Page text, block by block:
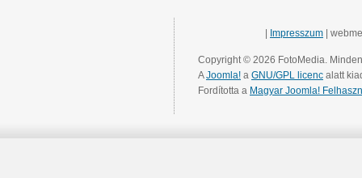
Impresszum |
Copyright © 2026 FotoMedia.
AJoomla! a GNU/GPL licenc alatt
Fordította a Magyar Joomla!